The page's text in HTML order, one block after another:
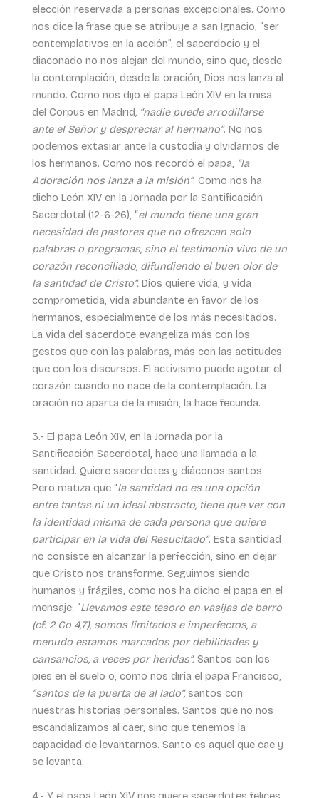
elección reservada a personas excepcionales. Como
nos dice la frase que se atribuye a san Ignacio, “ser
contemplativos en la acción”, el sacerdocio y el
diaconado no nos alejan del mundo, sino que, desde
la contemplación, desde la oración, Dios nos lanza al
mundo. Como nos dijo el papa León XIV en la misa
del Corpus en Madrid, “nadie puede arrodillarse
ante el Señor y despreciar al hermano”. No nos
podemos extasiar ante la custodia y olvidarnos de
los hermanos. Como nos recordó el papa, “la
Adoración nos lanza a la misión”. Como nos ha
dicho León XIV en la Jornada por la Santificación
Sacerdotal (12-6-26), “el mundo tiene una gran
necesidad de pastores que no ofrezcan solo
palabras o programas, sino el testimonio vivo de un
corazón reconciliado, difundiendo el buen olor de
la santidad de Cristo”. Dios quiere vida, y vida
comprometida, vida abundante en favor de los
hermanos, especialmente de los más necesitados.
La vida del sacerdote evangeliza más con los
gestos que con las palabras, más con las actitudes
que con los discursos. El activismo puede agotar el
corazón cuando no nace de la contemplación. La
oración no aparta de la misión, la hace fecunda.
3.- El papa León XIV, en la Jornada por la
Santificación Sacerdotal, hace una llamada a la
santidad. Quiere sacerdotes y diáconos santos.
Pero matiza que “la santidad no es una opción
entre tantas ni un ideal abstracto, tiene que ver con
la identidad misma de cada persona que quiere
participar en la vida del Resucitado”. Esta santidad
no consiste en alcanzar la perfección, sino en dejar
que Cristo nos transforme. Seguimos siendo
humanos y frágiles, como nos ha dicho el papa en el
mensaje: “Llevamos este tesoro en vasijas de barro
(cf. 2 Co 4,7), somos limitados e imperfectos, a
menudo estamos marcados por debilidades y
cansancios, a veces por heridas”. Santos con los
pies en el suelo o, como nos diría el papa Francisco,
“santos de la puerta de al lado”,santos con
nuestras historias personales. Santos que no nos
escandalizamos al caer, sino que tenemos la
capacidad de levantarnos. Santo es aquel que cae y
se levanta.